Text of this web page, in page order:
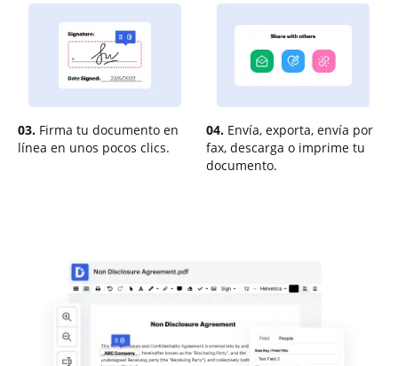
03. Firma tu documento en
línea en unos pocos clics.
04. Envía, exporta, envía por
fax, descarga o imprime tu
documento.